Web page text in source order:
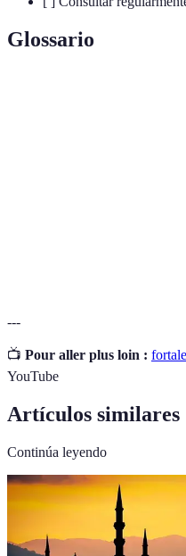
Glossario
---
📺 Pour aller plus loin :
YouTube
Artículos similares
Continúa leyendo